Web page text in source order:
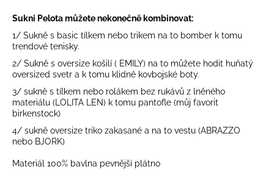
Sukni Pelota můžete nekonečně kombinovat:
1/ Sukně s basic tílkem nebo trikem na to bomber k tomu
trendové tenisky.
2/ Sukně s oversize košilí ( EMILY) na to můžete hodit huňatý
oversized svetr a k tomu klidně kovbojské boty.
3/ sukně s tílkem nebo rolákem bez rukávů z lněného
materiálu (LOLITA LEN) k tomu pantofle (můj favorit
birkenstock)
4/ sukně oversize triko zakasané a na to vestu (ABRAZZO
nebo BJORK)
Materiál 100% bavlna pevnější plátno
u
j
e
m
e